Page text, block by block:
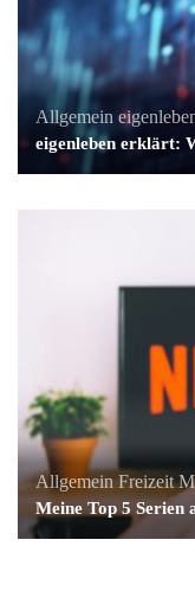
Allgemein
eigenleben erklärt:
Allgemein Freizeit
Meine Top 5 Serien